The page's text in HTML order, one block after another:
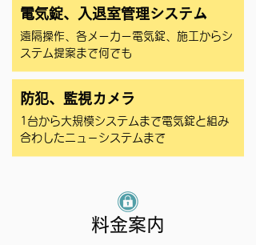
電気錠、入退室管理システム
遠隔操作、各メーカー電気錠、施工からシ
ステム提案まで何でも
防犯、監視カメラ
1台から大規模システムまで電気錠と組み
合わしたニュ－システムまで
料金案内